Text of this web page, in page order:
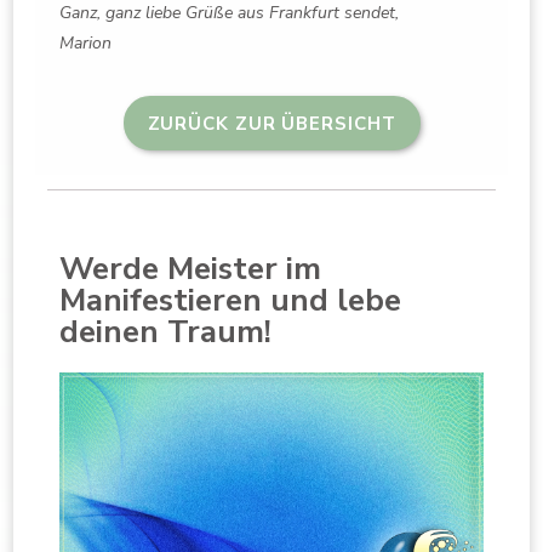
Ganz, ganz liebe Grüße aus Frankfurt sendet,
Marion
ZURÜCK ZUR ÜBERSICHT
Werde Meister im
Manifestieren und lebe
deinen Traum!